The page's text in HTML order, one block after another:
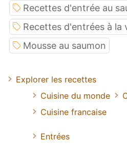
Recettes d'entrée au
Recettes d'entrées à la
Mousse au saumon
Explorer les recettes
Cuisine du monde
Cuisine francaise
Entrées